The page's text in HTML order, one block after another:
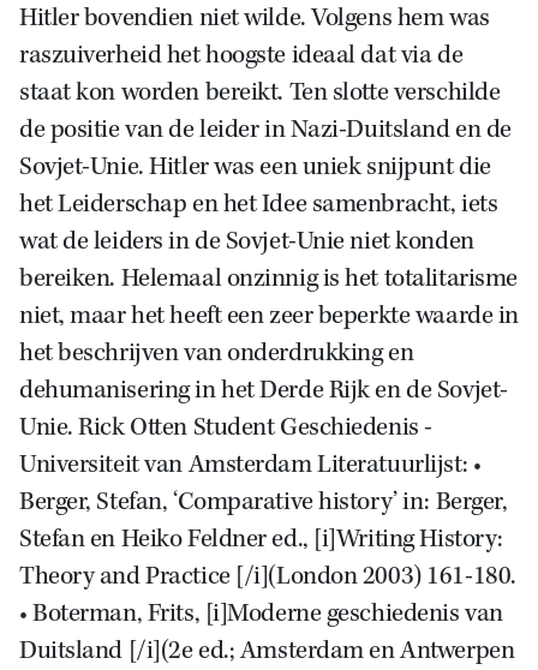
Hitler bovendien niet wilde. Volgens hem was
raszuiverheid het hoogste ideaal dat via de
staat kon worden bereikt. Ten slotte verschilde
de positie van de leider in Nazi-Duitsland en de
Sovjet-Unie. Hitler was een uniek snijpunt die
het Leiderschap en het Idee samenbracht, iets
wat de leiders in de Sovjet-Unie niet konden
bereiken. Helemaal onzinnig is het totalitarisme
niet, maar het heeft een zeer beperkte waarde in
het beschrijven van onderdrukking en
dehumanisering in het Derde Rijk en de Sovjet-
Unie. Rick Otten Student Geschiedenis -
Universiteit van Amsterdam Literatuurlijst: •
Berger, Stefan, ‘Comparative history’ in: Berger,
Stefan en Heiko Feldner ed., [i]Writing History:
Theory and Practice [/i](London 2003) 161-180.
• Boterman, Frits, [i]Moderne geschiedenis van
Duitsland [/i](2e ed.; Amsterdam en Antwerpen